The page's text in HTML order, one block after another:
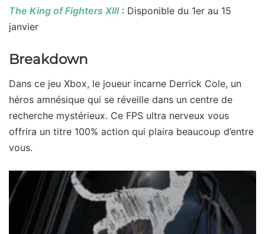
The King of Fighters XIII: Disponible du 1er au 15
janvier
Breakdown
Dans ce jeu Xbox, le joueur incarne Derrick Cole, un
héros amnésique qui se réveille dans un centre de
recherche mystérieux. Ce FPS ultra nerveux vous
offrira un titre 100% action qui plaira beaucoup d’entre
vous.